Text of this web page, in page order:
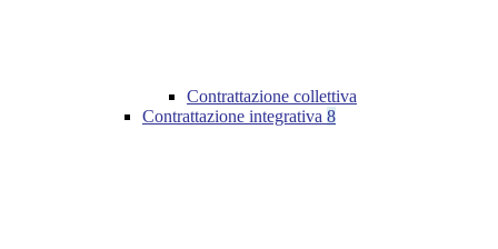
Contrattazione collettiva
Contrattazione integrativa 8